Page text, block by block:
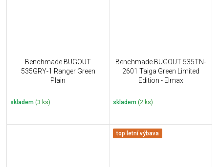
Benchmade BUGOUT
535GRY-1 Ranger Green
Plain
skladem (3 ks)
Benchmade BUGOUT 535TN-
2601 Taiga Green Limited
Edition - Elmax
skladem (2 ks)
top letní výbava